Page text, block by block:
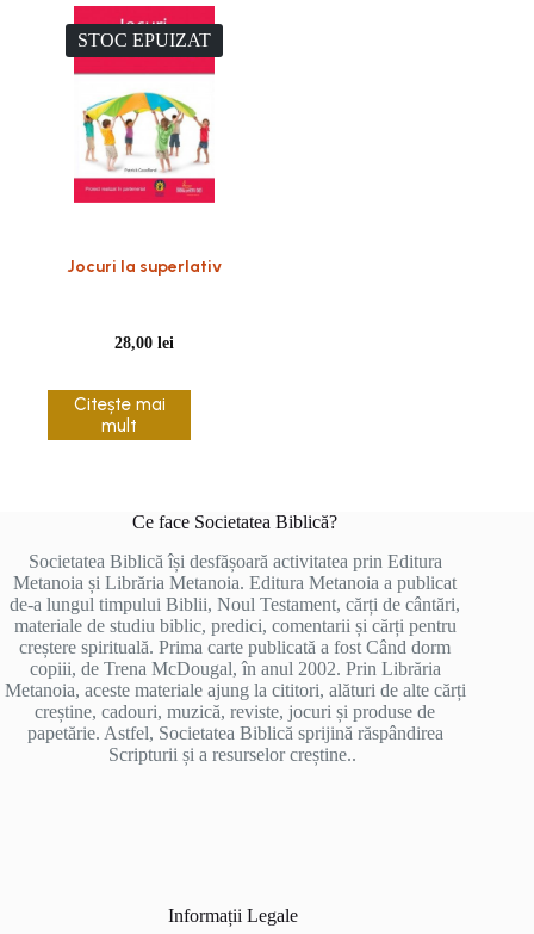
STOC EPUIZAT
Jocuri la superlativ
28,00lei
Citește mai
mult
Ce face Societatea Biblică?
Societatea Biblică își desfășoară activitatea prin Editura
Metanoia și Librăria Metanoia. Editura Metanoia a publicat
de-a lungul timpului Biblii, Noul Testament, cărți de cântări,
materiale de studiu biblic, predici, comentarii și cărți pentru
creștere spirituală. Prima carte publicată a fost Când dorm
copiii, de Trena McDougal, în anul 2002. Prin Librăria
Metanoia, aceste materiale ajung la cititori, alături de alte cărți
creștine, cadouri, muzică, reviste, jocuri și produse de
papetărie. Astfel, Societatea Biblică sprijină răspândirea
Scripturii și a resurselor creștine..
Informații Legale